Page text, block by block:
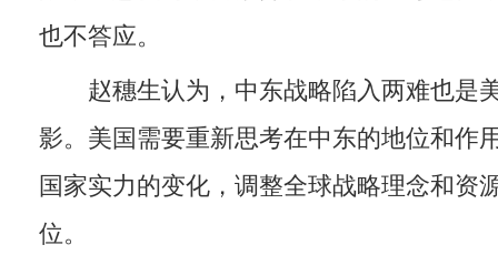
也不答应。
赵穗生认为，中东战略陷入两难也是
影。美国需要重新思考在中东的地位和作
国家实力的变化，调整全球战略理念和资
位。